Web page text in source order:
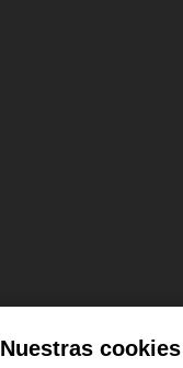
Nuestras cookies